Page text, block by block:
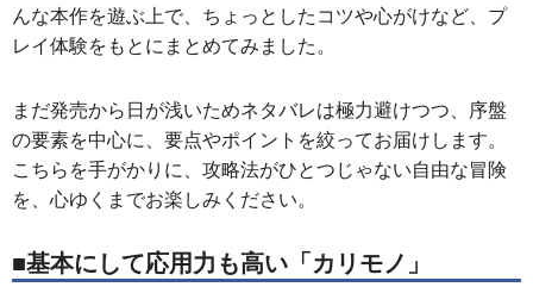
んな本作を遊ぶ上で、ちょっとしたコツや心がけなど、プ
レイ体験をもとにまとめてみました。
まだ発売から日が浅いためネタバレは極力避けつつ、序盤
の要素を中心に、要点やポイントを絞ってお届けします。
こちらを手がかりに、攻略法がひとつじゃない自由な冒険
を、心ゆくまでお楽しみください。
■基本にして応用力も高い「カリモノ」